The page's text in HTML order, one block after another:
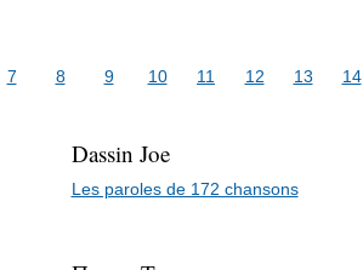
7 8 9 10 11 12 13 14
Dassin Joe
Les paroles de 172 chansons